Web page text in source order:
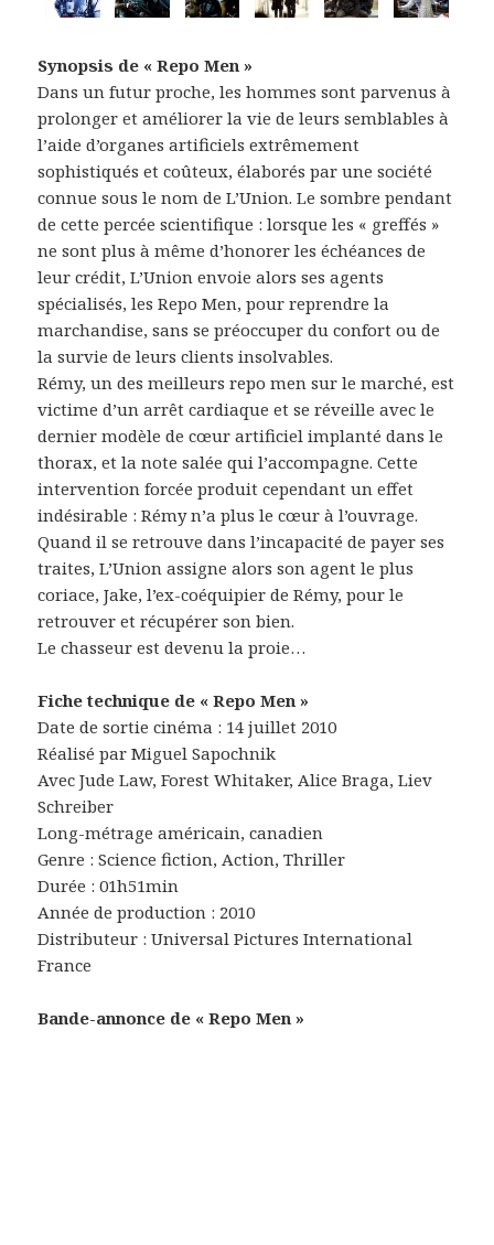
Synopsis de « Repo Men »
Dans un futur proche, les hommes sont parvenus à
prolonger et améliorer la vie de leurs semblables à
l’aide d’organes artificiels extrêmement
sophistiqués et coûteux, élaborés par une société
connue sous le nom de L’Union. Le sombre pendant
de cette percée scientifique : lorsque les « greffés »
ne sont plus à même d’honorer les échéances de
leur crédit, L’Union envoie alors ses agents
spécialisés, les Repo Men, pour reprendre la
marchandise, sans se préoccuper du confort ou de
la survie de leurs clients insolvables.
Rémy, un des meilleurs repo men sur le marché, est
victime d’un arrêt cardiaque et se réveille avec le
dernier modèle de cœur artificiel implanté dans le
thorax, et la note salée qui l’accompagne. Cette
intervention forcée produit cependant un effet
indésirable : Rémy n’a plus le cœur à l’ouvrage.
Quand il se retrouve dans l’incapacité de payer ses
traites, L’Union assigne alors son agent le plus
coriace, Jake, l’ex-coéquipier de Rémy, pour le
retrouver et récupérer son bien.
Le chasseur est devenu la proie…
Fiche technique de « Repo Men »
Date de sortie cinéma : 14 juillet 2010
Réalisé par Miguel Sapochnik
Avec Jude Law, Forest Whitaker, Alice Braga, Liev
Schreiber
Long-métrage américain, canadien
Genre : Science fiction, Action, Thriller
Durée : 01h51min
Année de production : 2010
Distributeur : Universal Pictures International
France
Bande-annonce de « Repo Men »